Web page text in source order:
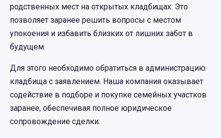
родственных мест на открытых кладбищах. Это
позволяет заранее решить вопросы с местом
упокоения и избавить близких от лишних забот в
будущем.
Для этого необходимо обратиться в администрацию
кладбища с заявлением. Наша компания оказывает
содействие в подборе и покупке семейных участков
заранее, обеспечивая полное юридическое
сопровождение сделки.